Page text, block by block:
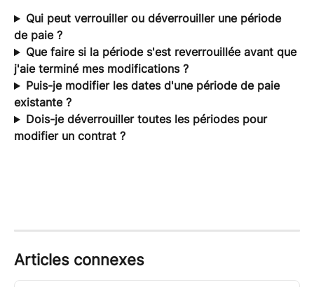
Qui peut verrouiller ou déverrouiller une période
de paie ?
Que faire si la période s'est reverrouillée avant que
j'aie terminé mes modifications ?
Puis-je modifier les dates d'une période de paie
existante ?
Dois-je déverrouiller toutes les périodes pour
modifier un contrat ?
Articles connexes